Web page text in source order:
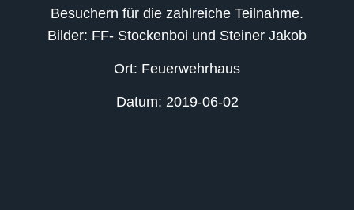
Besuchern für die zahlreiche Teilnahme.
Bilder: FF- Stockenboi und Steiner Jakob
Ort: Feuerwehrhaus
Datum: 2019-06-02